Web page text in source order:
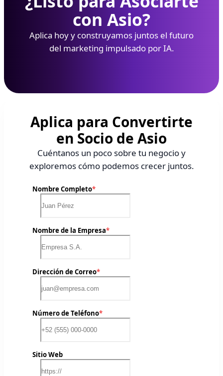
con Asio?
Aplica hoy y construyamos juntos el futuro
del marketing impulsado por IA.
Aplica para Convertirte
en Socio de Asio
Cuéntanos un poco sobre tu negocio y
exploremos cómo podemos crecer juntos.
Nombre Completo*
Nombre de la Empresa*
Dirección de Correo*
Número de Teléfono*
Sitio Web